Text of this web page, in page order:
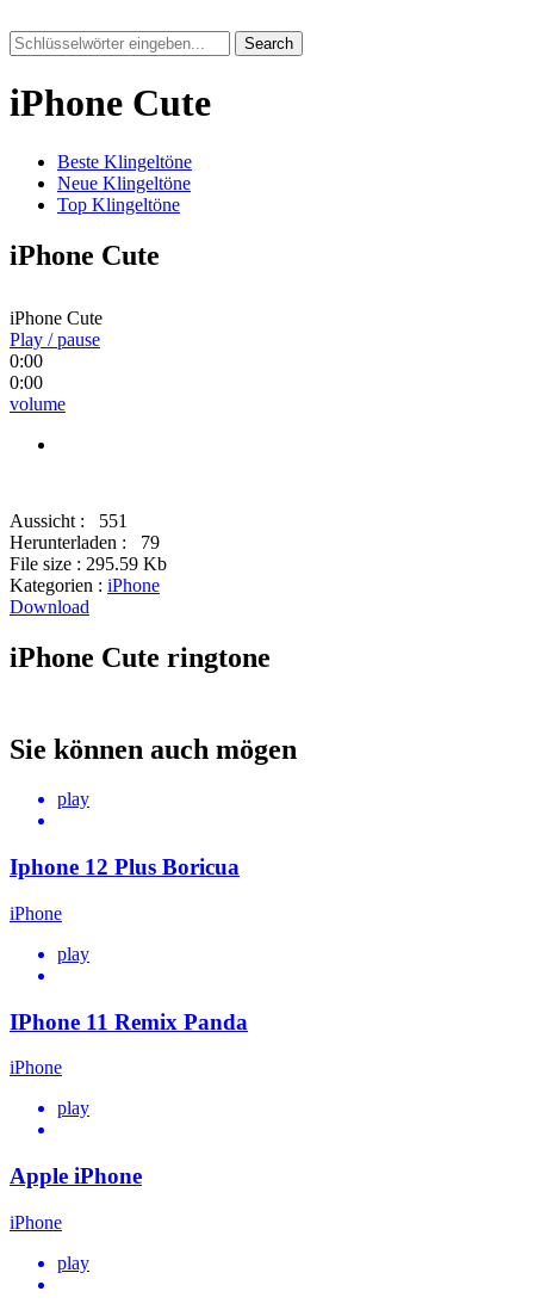
Search
iPhone Cute
Beste Klingeltöne
Neue Klingeltöne
Top Klingeltöne
iPhone Cute
iPhone Cute
Play / pause
0:00
0:00
volume
Aussicht :
551
Herunterladen :
79
File size : 295.59 Kb
Kategorien : iPhone
Download
iPhone Cute ringtone
Sie können auch mögen
play
Iphone 12 Plus Boricua
iPhone
play
IPhone 11 Remix Panda
iPhone
play
Apple iPhone
iPhone
play